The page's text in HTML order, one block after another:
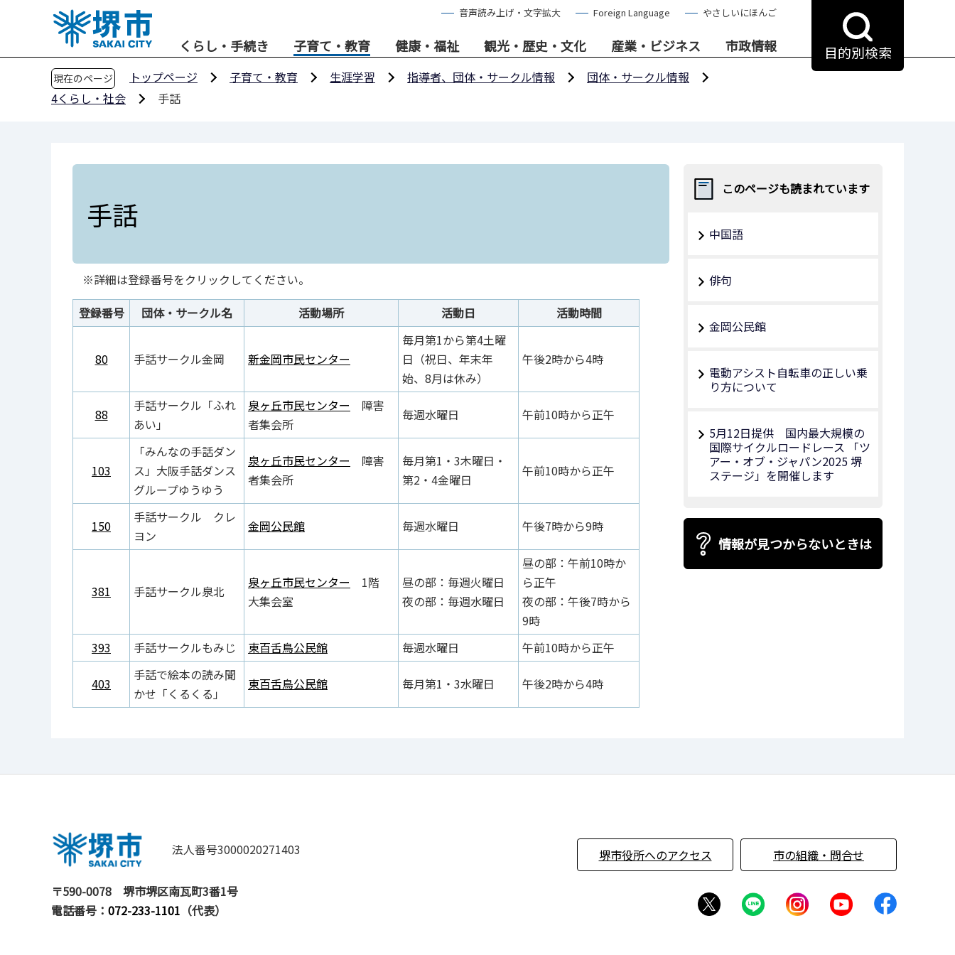
音声読み上げ・文字拡大 Foreign Language やさしいにほんご
くらし・手続き 子育て・教育 健康・福祉 観光・歴史・文化 産業・ビジネス 市政情報 目的別検索
現在のページ トップページ 子育て・教育 生涯学習 指導者、団体・サークル情報
団体・サークル情報
4くらし・社会
手話
手話
※詳細は登録番号をクリックしてください。
登録番号
団体・サークル名 活動場所 活動日 活動時間
80 手話サークル金岡 新金岡市民センター
毎月第1から第4土曜
日（祝日、年末年
始、8月は休み）
午後2時から4時
88
手話サークル「ふれ
あい」
泉ヶ丘市民センター 障害
者集会所
毎週水曜日 午前10時から正午
103
「みんなの手話ダン
ス」大阪手話ダンス
グループゆうゆう
泉ヶ丘市民センター 障害
者集会所
毎月第1・3木曜日・
第2・4金曜日
午前10時から正午
150
手話サークル クレ
ヨン
金岡公民館 毎週水曜日 午後7時から9時
381 手話サークル泉北
泉ヶ丘市民センター 1階
大集会室
昼の部：毎週火曜日
夜の部：毎週水曜日
昼の部：午前10時か
ら正午
夜の部：午後7時から
9時
393
手話サークルもみじ 東百舌鳥公民館 毎週水曜日 午前10時から正午
403
手話で絵本の読み聞
かせ「くるくる」
東百舌鳥公民館 毎月第1・3水曜日 午後2時から4時
このページも読まれています
中国語
俳句
金岡公民館
電動アシスト自転車の正しい乗
り方について
5月12日提供 国内最大規模の
国際サイクルロードレース 「ツ
アー・オブ・ジャパン2025 堺
ステージ」を開催します
情報が見つからないときは
法人番号3000020271403
〒590-0078
堺市堺区南瓦町3番1号
電話番号： 072-233-1101 （代表）
堺市役所へのアクセス 市の組織・問合せ